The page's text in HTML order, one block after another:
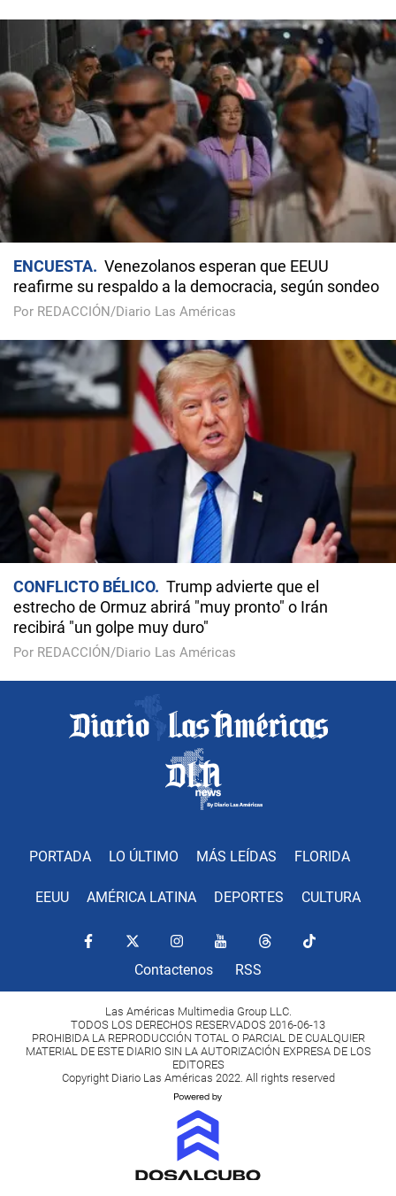
ENCUESTA
Venezolanos esperan que EEUU
reafirme su respaldo a la democracia, según sondeo
Por REDACCIÓN/Diario Las Américas
CONFLICTO BÉLICO
Trump advierte que el
estrecho de Ormuz abrirá "muy pronto" o Irán
recibirá "un golpe muy duro"
Por REDACCIÓN/Diario Las Américas
PORTADA LO ÚLTIMO MÁS LEÍDAS FLORIDA
EEUU AMÉRICA LATINA DEPORTES CULTURA
Contactenos RSS
Las Américas Multimedia Group LLC.
TODOS LOS DERECHOS RESERVADOS 2016-06-13
PROHIBIDA LA REPRODUCCIÓN TOTAL O PARCIAL DE CUALQUIER
MATERIAL DE ESTE DIARIO SIN LA AUTORIZACIÓN EXPRESA DE LOS
EDITORES
Copyright Diario Las Américas 2022. All rights reserved